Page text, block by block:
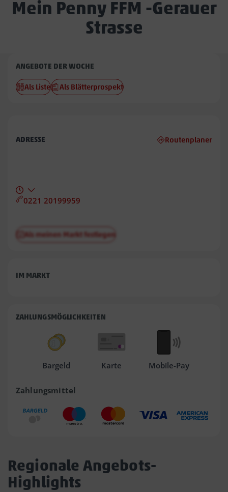
Mein Penny FFM -Gerauer
Strasse
Penny
FFM
ANGEBOTE DER WOCHE
Als Liste Als Blätterprospekt
ADRESSE Routenplaner
0221 20199959
Als meinen Markt festlegen
IM MARKT
ZAHLUNGSMÖGLICHKEITEN
Bargeld Karte Mobile-Pay
Zahlungsmittel
Regionale Angebots-
Highlights